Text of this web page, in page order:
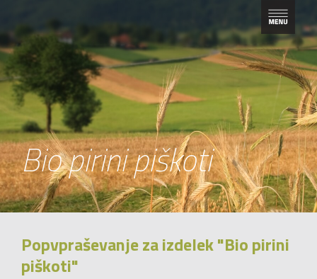
Bio pirini piškoti
Popvpraševanje za izdelek "Bio pirini
piškoti"